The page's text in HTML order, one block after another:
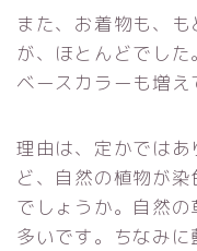
また、お着物も、
が、ほとんどでし
ベースカラーも増え
理由は、定かでは
ど、自然の植物が
でしょうか。自然
多いです。ちなみ